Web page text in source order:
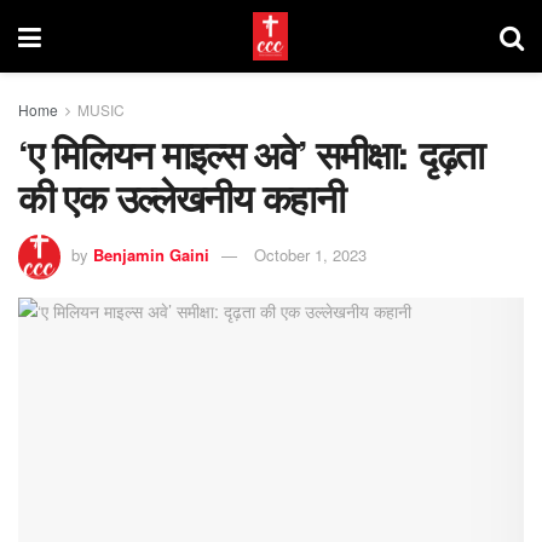
Home MUSIC
‘ए मिलियन माइल्स अवे’ समीक्षा: दृढ़ता
की एक उल्लेखनीय कहानी
by Benjamin Gaini October 1, 2023